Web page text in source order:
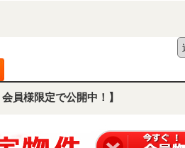
員様限定で公開中！】